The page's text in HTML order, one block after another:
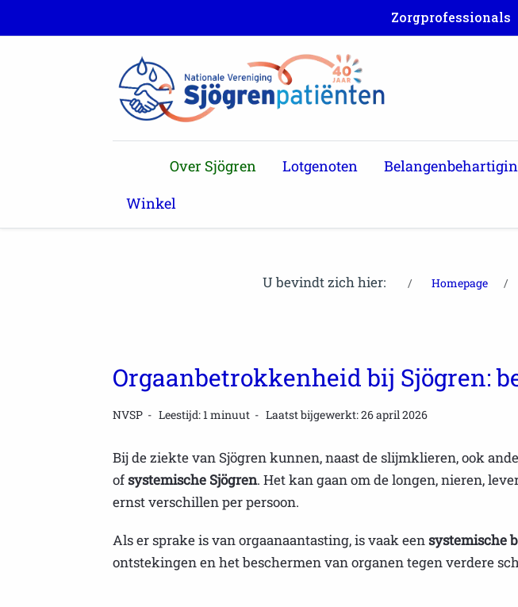
Zorgprofessionals
Over Sjögren Lotgenoten
Winkel
U bevindt zich hier: Homepage
Orgaanbetrokkenheid bij Sjögren:
NVSP Leestijd: 1 minuut Laatst bijgewerkt: 26 april 2026
Bij de ziekte van Sjögren kunnen, naast de slijmklieren, ook
ofsystemische Sjögren. Het kan gaan om de longen, nieren,
ernst verschillen per persoon.
Als er sprake is van orgaanaantasting, is vaak een systemische
ontstekingen en het beschermen van organen tegen verdere